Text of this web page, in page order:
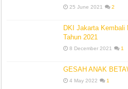
25 June 2021 2
DKI Jakarta Kembali
Tahun 2021
8 December 2021 1
GESAH ANAK
4 May 2022 1